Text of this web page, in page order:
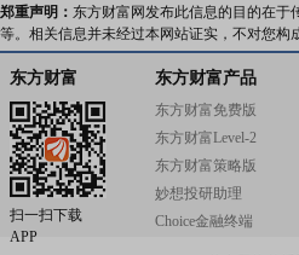
郑重声明： 东方财富网发布此信息的目的在
等。相关信息并未经过本网站证实，不对您